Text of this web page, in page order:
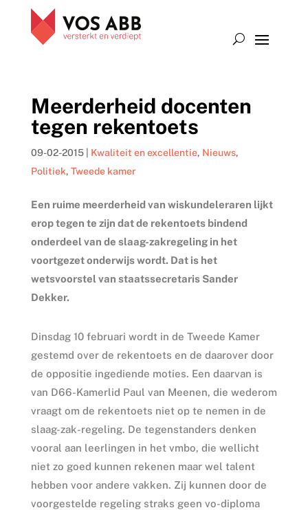
Meerderheid docenten
tegen rekentoets
09-02-2015| Kwaliteit en excellentie, Nieuws,
Politiek, Tweede kamer
Een ruime meerderheid van wiskundeleraren lijkt
erop tegen te zijn dat de rekentoets bindend
onderdeel van de slaag-zakregeling in het
voortgezet onderwijs wordt. Dat is het
wetsvoorstel van staatssecretaris Sander
Dekker.
Dinsdag 10 februari wordt in de Tweede Kamer
gestemd over de rekentoets en de daarover door
de oppositie ingediende moties. Een daarvan is
van D66-Kamerlid Paul van Meenen, die wederom
vraagt om de rekentoets niet op te nemen in de
slaag-zak-regeling. De tegenstanders denken
vooral aan leerlingen in het vmbo, die wellicht
niet zo goed kunnen rekenen maar wel talent
hebben voor andere vakken. Zij kunnen door de
voorgestelde regeling straks geen vo-diploma